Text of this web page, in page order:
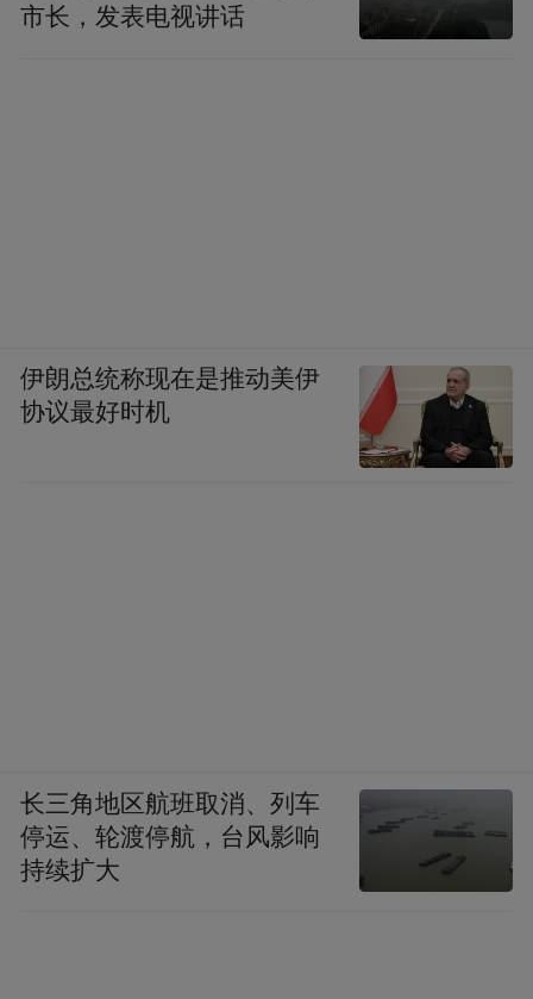
市长，发表电视讲话
伊朗总统称现在是推动美伊
协议最好时机
长三角地区航班取消、列车
停运、轮渡停航，台风影响
持续扩大